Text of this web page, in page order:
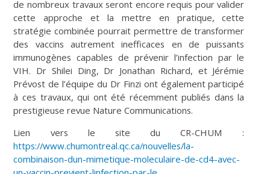
de nombreux travaux seront encore requis pour valider
cette approche et la mettre en pratique, cette
stratégie combinée pourrait permettre de transformer
des vaccins autrement inefficaces en de puissants
immunogènes capables de prévenir l’infection par le
VIH. Dr Shilei Ding, Dr Jonathan Richard, et Jérémie
Prévost de l’équipe du Dr Finzi ont également participé
à ces travaux, qui ont été récemment publiés dans la
prestigieuse revue Nature Communications.
Lien vers le site du CR-CHUM :
https://www.chumontreal.qc.ca/nouvelles/la-
combinaison-dun-mimetique-moleculaire-de-cd4-avec-